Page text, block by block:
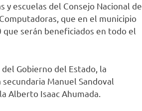
y escuelas del Consejo Nacional de
que en el municipio
serán beneficiados en todo el
Gobierno del Estado, la
Manuel Sandoval
Alberto Isaac Ahumada.